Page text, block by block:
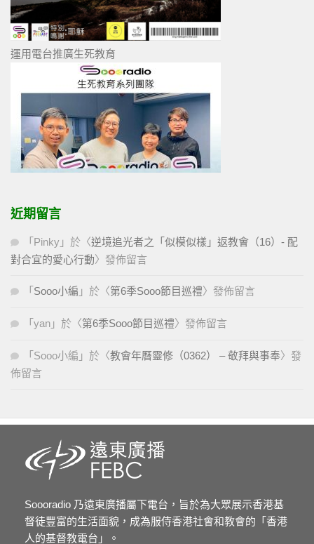
運用電台推廣生死教育
近期留言
「 Pinky 」於〈逆境追光者之「似模似樣」返教會（16）- 配
對合宜的愛心行動〉發佈留言
「 Sooo小編 」於〈第6季Sooo節目巡禮〉發佈留言
「 yan 」於〈第6季Sooo節目巡禮〉發佈留言
「 Sooo小編 」於〈教會年曆靈修（0362） – 敬拜與事奉〉發
佈留言
Soooradio 乃遠東廣播屬下電台，旨於為大眾展示香港基
督徒豐富的生活面貌，成為服侍香港社會和教會的「香港
人的基督教電台」。